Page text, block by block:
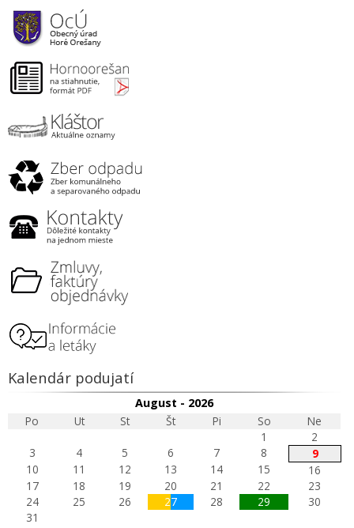
Kalendár podujatí
August - 2026
Po
Ut St Št Pi So
Ne
1
2
3
4 5 6 7 8
9
10
11 12 13 14 15
16
17
18 19 20 21 22
23
24
25 26 27 28 29
30
31